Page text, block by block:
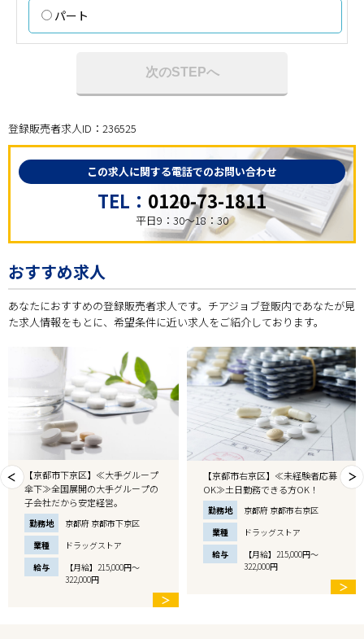
パート
次のSTEPへ
登録販売者求人ID：236525
この求人に関する電話でのお問い合わせ
TEL： 0120-73-1811
平日9：30～18：30
おすすめ求人
あなたにおすすめの登録販売者求人です。チアジョブ登販内であなたが見
た求人情報をもとに、希望条件に近い求人をご紹介しております。
【京都市下京区】≪大手グループ
傘下≫全国展開の大手グループの
子会社だから安定経営。
勤務地
京都府 京都市下京区
業種
ドラッグストア
給与
【月給】215,000円～
322,000円
＞
【京都市右京区】≪未経験者応募
OK≫土日勤務できる方OK！
勤務地
京都府 京都市右京区
業種
ドラッグストア
給与
【月給】215,000円～
322,000円
＞